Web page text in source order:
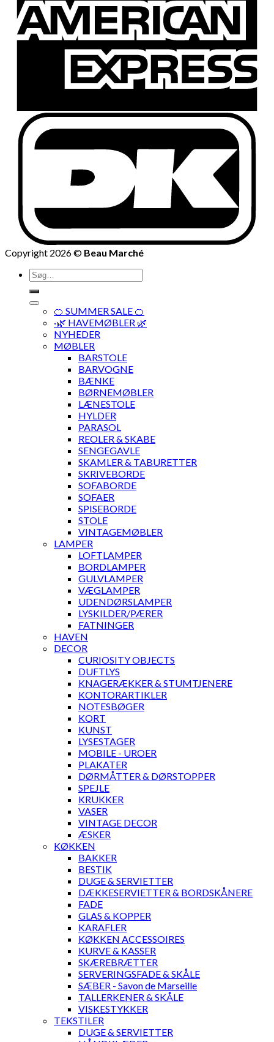
Copyright 2026 © Beau Marché
Søg
efter:
🍊 SUMMER SALE 🍊
·🌿 HAVEMØBLER 🌿
NYHEDER
MØBLER
BARSTOLE
BARVOGNE
BÆNKE
BØRNEMØBLER
LÆNESTOLE
HYLDER
PARASOL
REOLER & SKABE
SENGEGAVLE
SKAMLER & TABURETTER
SKRIVEBORDE
SOFABORDE
SOFAER
SPISEBORDE
STOLE
VINTAGEMØBLER
LAMPER
LOFTLAMPER
BORDLAMPER
GULVLAMPER
VÆGLAMPER
UDENDØRSLAMPER
LYSKILDER/PÆRER
FATNINGER
HAVEN
DECOR
CURIOSITY OBJECTS
DUFTLYS
KNAGERÆKKER & STUMTJENERE
KONTORARTIKLER
NOTESBØGER
KORT
KUNST
LYSESTAGER
MOBILE - UROER
PLAKATER
DØRMÅTTER & DØRSTOPPER
SPEJLE
KRUKKER
VASER
VINTAGE DECOR
ÆSKER
KØKKEN
BAKKER
BESTIK
DUGE & SERVIETTER
DÆKKESERVIETTER & BORDSKÅNERE
FADE
GLAS & KOPPER
KARAFLER
KØKKEN ACCESSOIRES
KURVE & KASSER
SKÆREBRÆTTER
SERVERINGSFADE & SKÅLE
SÆBER - Savon de Marseille
TALLERKENER & SKÅLE
VISKESTYKKER
TEKSTILER
DUGE & SERVIETTER